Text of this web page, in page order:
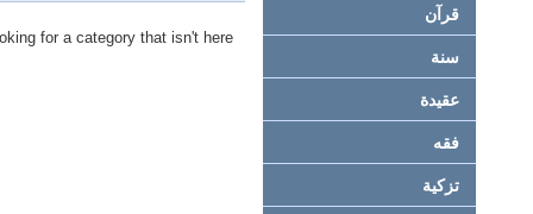
for a category that isn't here.
قرآن
سنة
عقيدة
فقه
تزكية